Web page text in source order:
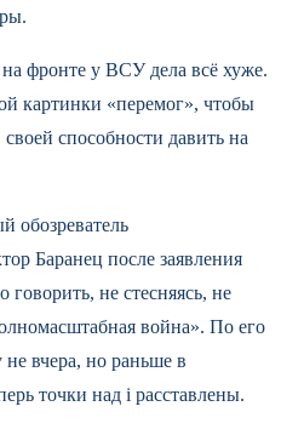
фронте у ВСУ дела всё хуже.
картинки «перемог», чтобы
способности давить на
обозреватель
Баранец после заявления
говорить, не стесняясь, не
война». По его
вчера, но раньше в
точки над i расставлены.